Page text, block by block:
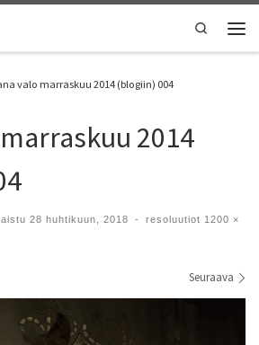
Search
valo marraskuu 2014 (blogiin) 004
2014
28 huhtikuun, 2018 - resoluutiot 1200 ×
Seuraava